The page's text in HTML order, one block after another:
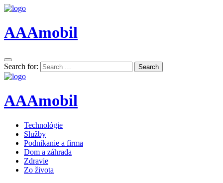
AAAmobil
Search for: Search
AAAmobil
Technológie
Služby
Podnikanie a firma
Dom a záhrada
Zdravie
Zo života